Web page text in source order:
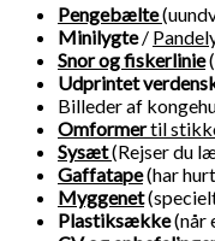
Pengebælte
Minilygte/
Snor og fiskerlinie
Udprintet
Billeder af
Omformertil
Sysæt(Rejser du
Gaffatape(har
Myggenet
Plastiksække(når